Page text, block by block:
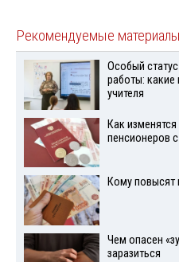
Рекомендуемые материалы
Особый статус
работы:
учителя
Как
пенсионеров с
Кому повысят
Чем опасен
заразиться